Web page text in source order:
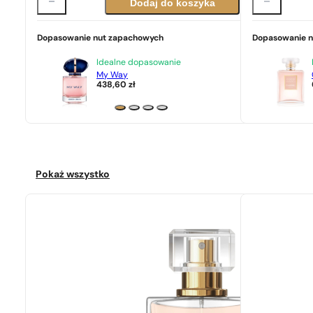
Dodaj do koszyka
Dopasowanie nut zapachowych
Idealne dopasowanie
My Way
438,60zł
Dopasowanie
Pokaż wszystko